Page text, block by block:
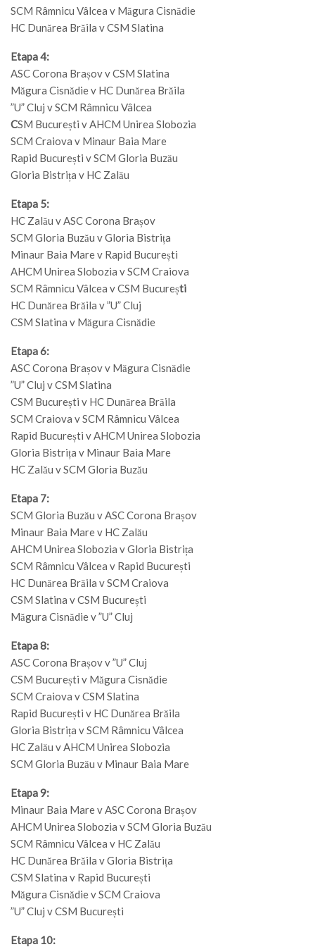
SCM Râmnicu Vâlcea v Măgura Cisnădie
HC Dunărea Brăila v CSM Slatina
Etapa 4:
ASC Corona Brașov v CSM Slatina
Măgura Cisnădie v HC Dunărea Brăila
”U” Cluj v SCM Râmnicu Vâlcea
CSM București v AHCM Unirea Slobozia
SCM Craiova v Minaur Baia Mare
Rapid București v SCM Gloria Buzău
Gloria Bistrița v HC Zalău
Etapa 5:
HC Zalău v ASC Corona Brașov
SCM Gloria Buzău v Gloria Bistrița
Minaur Baia Mare v Rapid București
AHCM Unirea Slobozia v SCM Craiova
SCM Râmnicu Vâlcea v CSM București
HC Dunărea Brăila v ”U” Cluj
CSM Slatina v Măgura Cisnădie
Etapa 6:
ASC Corona Brașov v Măgura Cisnădie
”U” Cluj v CSM Slatina
CSM București v HC Dunărea Brăila
SCM Craiova v SCM Râmnicu Vâlcea
Rapid București v AHCM Unirea Slobozia
Gloria Bistrița v Minaur Baia Mare
HC Zalău v SCM Gloria Buzău
Etapa 7:
SCM Gloria Buzău v ASC Corona Brașov
Minaur Baia Mare v HC Zalău
AHCM Unirea Slobozia v Gloria Bistrița
SCM Râmnicu Vâlcea v Rapid București
HC Dunărea Brăila v SCM Craiova
CSM Slatina v CSM București
Măgura Cisnădie v ”U” Cluj
Etapa 8:
ASC Corona Brașov v ”U” Cluj
CSM București v Măgura Cisnădie
SCM Craiova v CSM Slatina
Rapid București v HC Dunărea Brăila
Gloria Bistrița v SCM Râmnicu Vâlcea
HC Zalău v AHCM Unirea Slobozia
SCM Gloria Buzău v Minaur Baia Mare
Etapa 9:
Minaur Baia Mare v ASC Corona Brașov
AHCM Unirea Slobozia v SCM Gloria Buzău
SCM Râmnicu Vâlcea v HC Zalău
HC Dunărea Brăila v Gloria Bistrița
CSM Slatina v Rapid București
Măgura Cisnădie v SCM Craiova
”U” Cluj v CSM București
Etapa 10: